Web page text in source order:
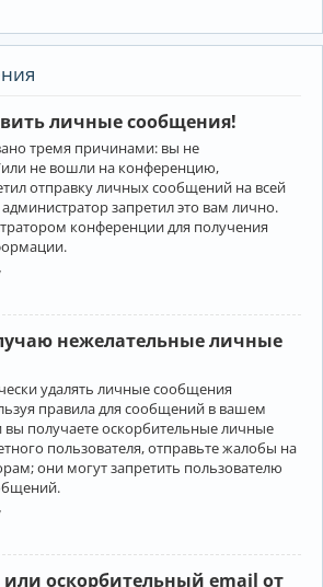
личные сообщения!
тремя причинами: вы не
не вошли на конференцию,
отправку личных сообщений на всей
запретил это вам лично.
конференции для получения
нежелательные личные
удалять личные сообщения
правила для сообщений в вашем
вы получаете оскорбительные личные
пользователя, отправьте жалобы на
они могут запретить пользователю
оскорбительный email от